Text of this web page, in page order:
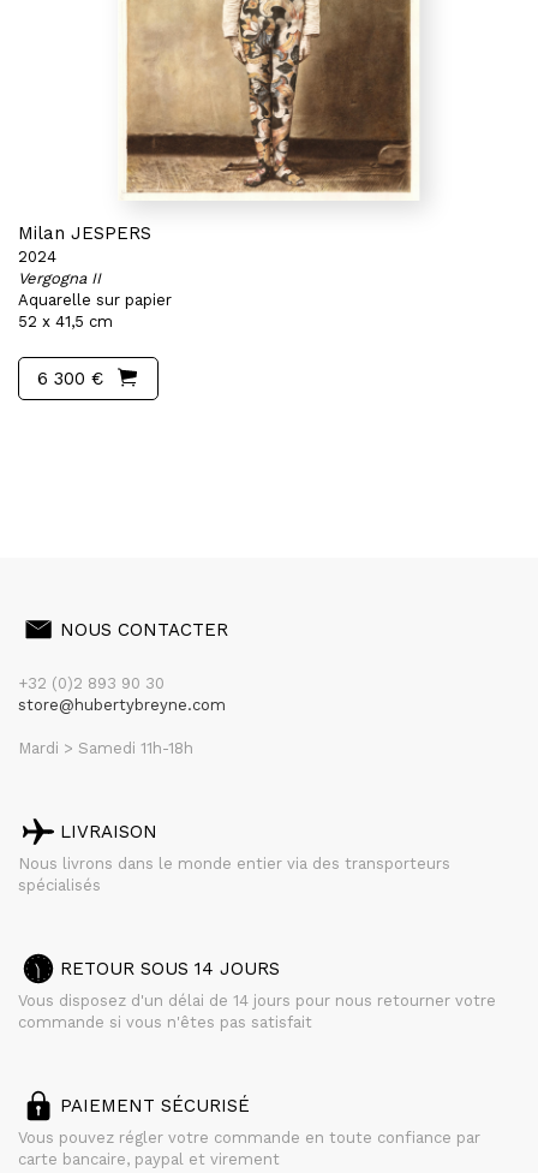
Milan JESPERS
2024
Vergogna II
Aquarelle sur papier
52 x 41,5 cm
6 300 €
NOUS CONTACTER
+32 (0)2 893 90 30
store@hubertybreyne.com
Mardi > Samedi 11h-18h
LIVRAISON
Nous livrons dans le monde entier via des transporteurs
spécialisés
RETOUR SOUS 14 JOURS
Vous disposez d'un délai de 14 jours pour nous retourner votre
commande si vous n'êtes pas satisfait
PAIEMENT SÉCURISÉ
Vous pouvez régler votre commande en toute confiance par
carte bancaire, paypal et virement